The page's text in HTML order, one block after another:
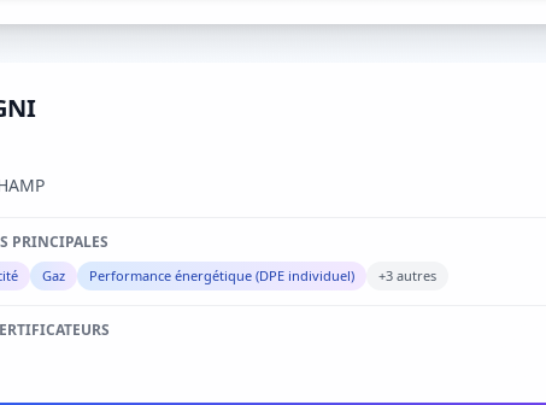
PRINCIPALES
Gaz Performance énergétique (DPE individuel) +3 autres